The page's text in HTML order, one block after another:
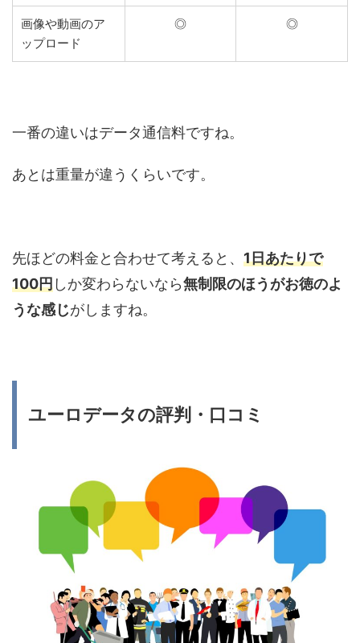
画像や動画のア
ップロード
◎ ◎
一番の違いはデータ通信料ですね。
あとは重量が違うくらいです。
先ほどの料金と合わせて考えると、 1日あたりで
100円しか変わらないなら無制限のほうがお徳のよ
うな感じがしますね。
ユーロデータの評判・口コミ